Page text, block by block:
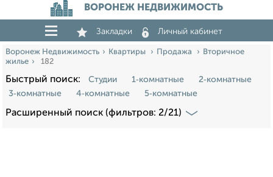
ВОРОНЕЖ НЕДВИЖИМОСТЬ
Закладки Личный кабинет
Воронеж Недвижимость Квартиры Продажа
Вторичное
жилье
182
Быстрый поиск: Студии 1‑комнатные
2‑комнатные
3‑комнатные
4‑комнатные 5‑комнатные
Расширенный поиск (фильтров: 2/21)